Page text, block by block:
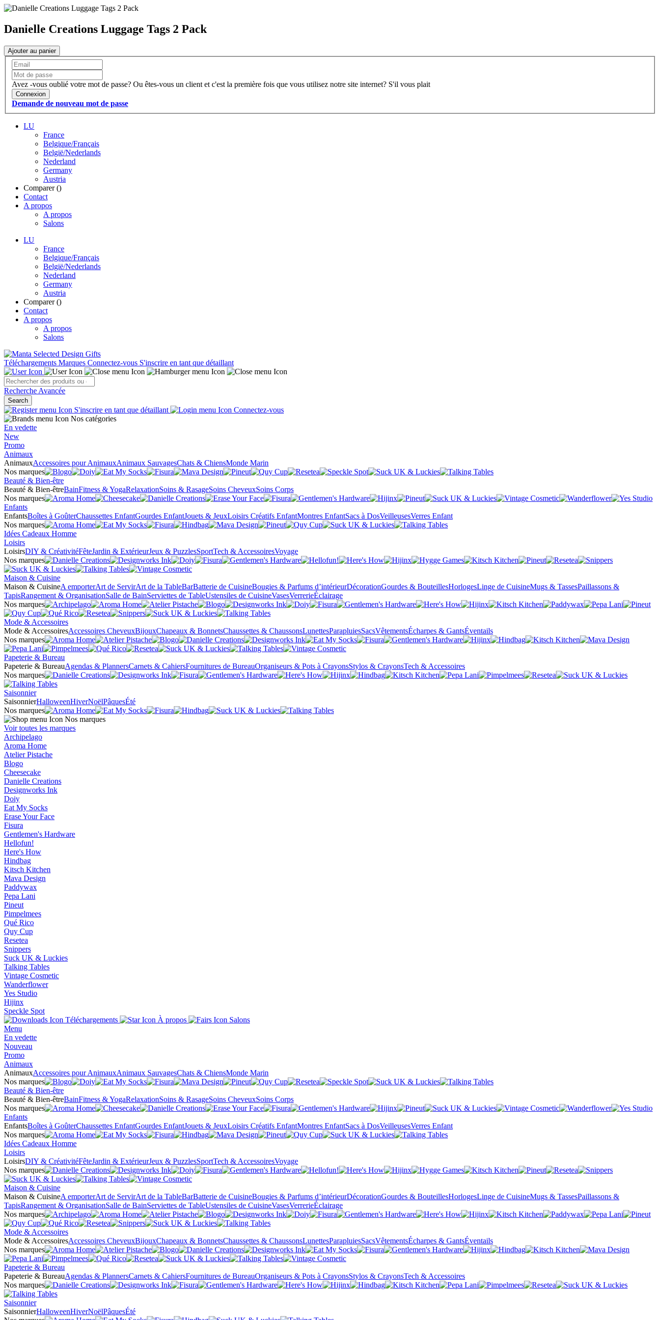
Danielle Creations Luggage Tags 2 Pack
Ajouter au panier
Avez -vous oublié votre mot de passe? Ou êtes-vous un client et c'est la première fois que vous utilisez notre site internet? S'il vous plait
Connexion
Demande de nouveau mot de passe
LU
France
Belgique/Français
België/Nederlands
Nederland
Germany
Austria
Comparer ()
Contact
A propos
A propos
Salons
LU
France
Belgique/Français
België/Nederlands
Nederland
Germany
Austria
Comparer ()
Contact
A propos
A propos
Salons
Téléchargements Marques Connectez-vous S'inscrire en tant que détaillant
Recherche Avancée
Search
S'inscrire en tant que détaillant
Connectez-vous
Nos catégories
En vedette
New
Promo
Animaux
AnimauxAccessoires pour AnimauxAnimaux SauvagesChats & ChiensMonde Marin
Nos marques
Beauté & Bien-être
Beauté & Bien-êtreBainFitness & YogaRelaxationSoins & RasageSoins CheveuxSoins Corps
Nos marques
Enfants
EnfantsBoîtes à GoûterChaussettes EnfantGourdes EnfantJouets & JeuxLoisirs Créatifs EnfantMontres EnfantSacs à DosVeilleusesVerres Enfant
Nos marques
Idées Cadeaux Homme
Loisirs
LoisirsDIY & CréativitéFêteJardin & ExtérieurJeux & PuzzlesSportTech & AccessoiresVoyage
Nos marques
Maison & Cuisine
Maison & CuisineA emporterArt de ServirArt de la TableBarBatterie de CuisineBougies & Parfums d’intérieurDécorationGourdes & BouteillesHorlogesLinge de CuisineMugs & TassesPaillassons &
TapisRangement & OrganisationSalle de BainServiettes de TableUstensiles de CuisineVasesVerrerieÉclairage
Nos marques
Mode & Accessoires
Mode & AccessoiresAccessoires CheveuxBijouxChapeaux & BonnetsChaussettes & ChaussonsLunettesParapluiesSacsVêtementsÉcharpes & GantsÉventails
Nos marques
Papeterie & Bureau
Papeterie & BureauAgendas & PlannersCarnets & CahiersFournitures de BureauOrganiseurs & Pots à CrayonsStylos & CrayonsTech & Accessoires
Nos marques
Saisonnier
SaisonnierHalloweenHiverNoëlPâquesÉté
Nos marques
Nos marques
Voir toutes les marques
Archipelago
Aroma Home
Atelier Pistache
Blogo
Cheesecake
Danielle Creations
Designworks Ink
Doiy
Eat My Socks
Erase Your Face
Fisura
Gentlemen's Hardware
Hellofun!
Here's How
Hindbag
Kitsch Kitchen
Mava Design
Paddywax
Pepa Lani
Pineut
Pimpelmees
Qué Rico
Quy Cup
Resetea
Snippers
Suck UK & Luckies
Talking Tables
Vintage Cosmetic
Wanderflower
Yes Studio
Hijinx
Speckle Spot
Téléchargements
À propos
Salons
Menu
En vedette
Nouveau
Promo
Animaux
AnimauxAccessoires pour AnimauxAnimaux SauvagesChats & ChiensMonde Marin
Nos marques
Beauté & Bien-être
Beauté & Bien-êtreBainFitness & YogaRelaxationSoins & RasageSoins CheveuxSoins Corps
Nos marques
Enfants
EnfantsBoîtes à GoûterChaussettes EnfantGourdes EnfantJouets & JeuxLoisirs Créatifs EnfantMontres EnfantSacs à DosVeilleusesVerres Enfant
Nos marques
Idées Cadeaux Homme
Loisirs
LoisirsDIY & CréativitéFêteJardin & ExtérieurJeux & PuzzlesSportTech & AccessoiresVoyage
Nos marques
Maison & Cuisine
Maison & CuisineA emporterArt de ServirArt de la TableBarBatterie de CuisineBougies & Parfums d’intérieurDécorationGourdes & BouteillesHorlogesLinge de CuisineMugs & TassesPaillassons &
TapisRangement & OrganisationSalle de BainServiettes de TableUstensiles de CuisineVasesVerrerieÉclairage
Nos marques
Mode & Accessoires
Mode & AccessoiresAccessoires CheveuxBijouxChapeaux & BonnetsChaussettes & ChaussonsLunettesParapluiesSacsVêtementsÉcharpes & GantsÉventails
Nos marques
Papeterie & Bureau
Papeterie & BureauAgendas & PlannersCarnets & CahiersFournitures de BureauOrganiseurs & Pots à CrayonsStylos & CrayonsTech & Accessoires
Nos marques
Saisonnier
SaisonnierHalloweenHiverNoëlPâquesÉté